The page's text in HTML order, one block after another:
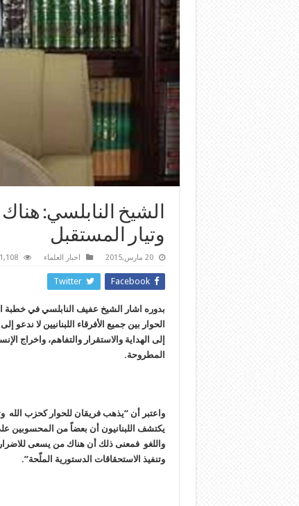
الشيخ النابلسي:
وتيار المستقبل
20 مارس,2015 اخبار العلماء 1,108 زيارة
Facebook
Twitter
بدوره اشار الشيخ عفيف النابلسي في خطبة
الحوار بين جميع الأفرقاء اللبنانيين لا
إلى الهداية والاستقرار والتفاهم، واخراج
المطروحة.
واعتبر أن “يذهب فريقان للحوار كحزب الله
يكتشف اللبنانيون أن بعضاً من المحسوبين
واللغو فمعنى ذلك أن هناك من يسعى
وتنفيذ الاستحقاقات الدستورية الملّحة”.